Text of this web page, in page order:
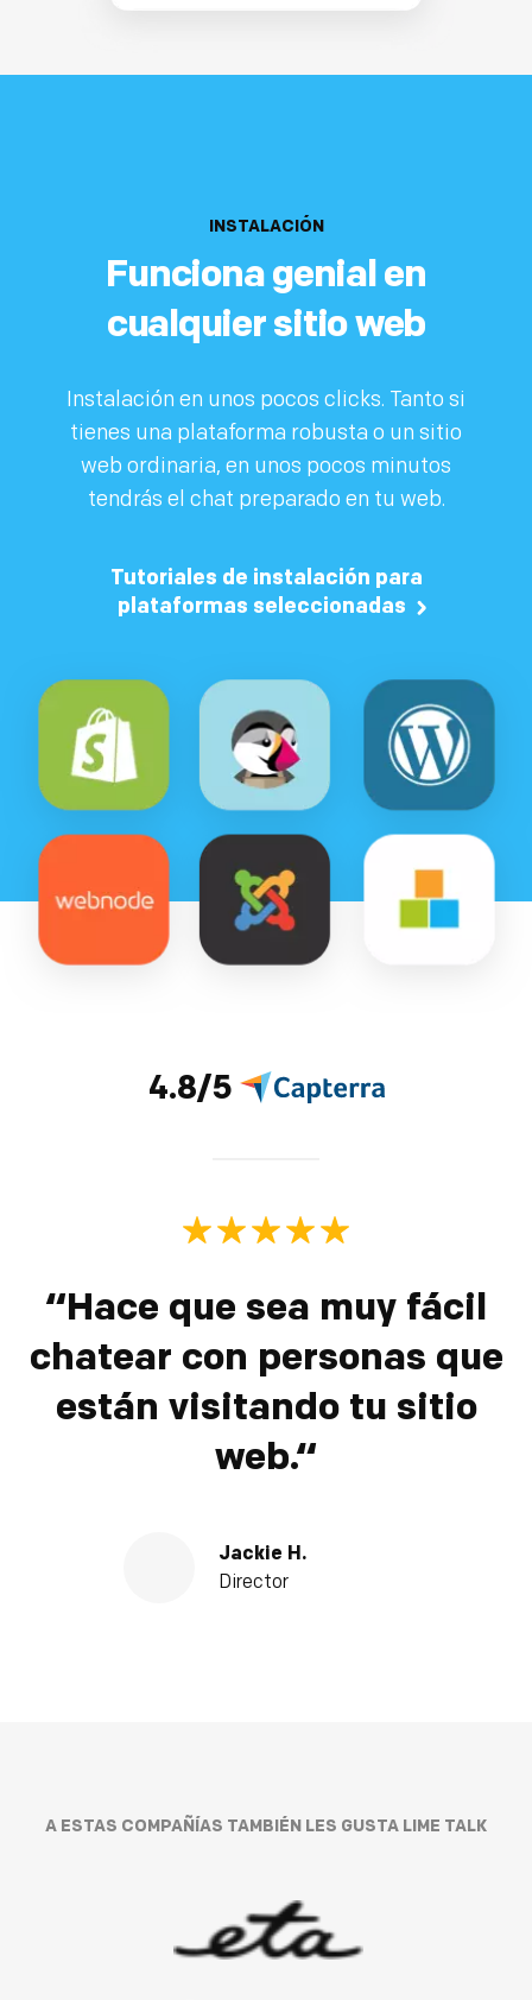
INSTALACIÓN
Funciona genial en
cualquier sitio web
Instalación en unos pocos clicks. Tanto si
tienes una plataforma robusta o un sitio
web ordinaria, en unos pocos minutos
tendrás el chat preparado en tu web.
Tutoriales de instalación para
plataformas seleccionadas
4.8/5
“Hace que sea muy fácil
chatear con personas que
están visitando tu sitio
web.“
Jackie H.
Director
A ESTAS COMPAÑÍAS TAMBIÉN LES GUSTA LIME TALK